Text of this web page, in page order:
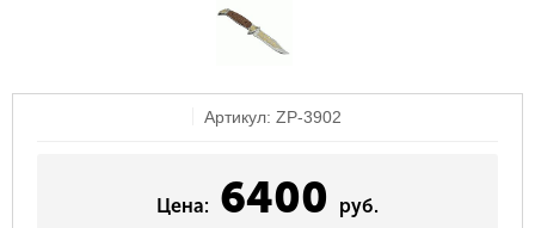
Артикул: ZP-3902
Цена: 6400 руб.